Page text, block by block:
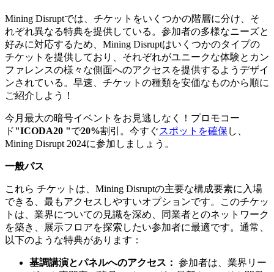
Mining Disruptでは、チケットをいくつかの階層に分け、そ
れぞれ異なる特典を提供している。参加者の多様なニーズと
好みに対応するため、Mining Disruptはいくつかのタイプの
チケットを提供しており、それぞれがユニークな体験とカン
ファレンスの様々な側面へのアクセスを提供するようデザイ
ンされている。早速、チケットの種類を安価なものから順に
ご紹介しよう！
今月最大の暗号イベントをお見逃しなく！プロモコー
ド"ICODA20 "で20%割引。今すぐスポットを確保 し、
Mining Disrupt 2024に参加しましょう。
一般パス
これら チケットは、Mining Disruptの主要な構成要素に入場
できる、最もアクセスしやすいオプションです。このチケッ
トは、業界についての見識を深め、同業者とのネットワーク
を築き、展示フロアを探索したい参加者に最適です。通常、
以下のような特典があります：
基調講演とパネルへのアクセス： 参加者は、業界リー